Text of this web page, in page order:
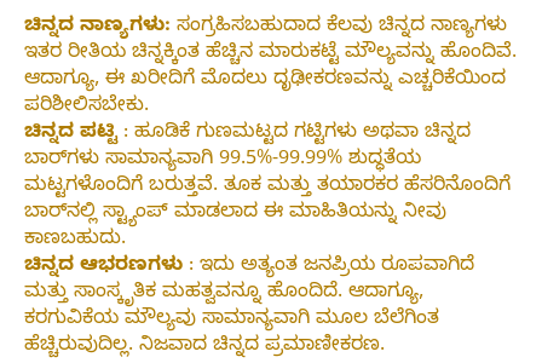
ಚಿನ್ನದ ನಾಣ್ಯಗಳು: ಸಂಗ್ರಹಿಸಬಹುದಾದ ಕೆಲವು ಚಿನ್ನದ ನಾಣ್ಯಗಳು
ಇತರ ರೀತಿಯ ಚಿನ್ನಕ್ಕಿಂತ ಹೆಚ್ಚಿನ ಮಾರುಕಟ್ಟೆ ಮೌಲ್ಯವನ್ನು ಹೊಂದಿವೆ.
ಆದಾಗ್ಯೂ, ಈ ಖರೀದಿಗೆ ಮೊದಲು ದೃಢೀಕರಣವನ್ನು ಎಚ್ಚರಿಕೆಯಿಂದ
ಪರಿಶೀಲಿಸಬೇಕು.
ಚಿನ್ನದ ಪಟ್ಟಿ: ಹೂಡಿಕೆ ಗುಣಮಟ್ಟದ ಗಟ್ಟಿಗಳು ಅಥವಾ ಚಿನ್ನದ
ಬಾರ್‌ಗಳು ಸಾಮಾನ್ಯವಾಗಿ 99.5%-99.99% ಶುದ್ಧತೆಯ
ಮಟ್ಟಗಳೊಂದಿಗೆ ಬರುತ್ತವೆ. ತೂಕ ಮತ್ತು ತಯಾರಕರ ಹೆಸರಿನೊಂದಿಗೆ
ಬಾರ್‌ನಲ್ಲಿ ಸ್ಟ್ಯಾಂಪ್ ಮಾಡಲಾದ ಈ ಮಾಹಿತಿಯನ್ನು ನೀವು
ಕಾಣಬಹುದು.
ಚಿನ್ನದ ಆಭರಣಗಳು : ಇದು ಅತ್ಯಂತ ಜನಪ್ರಿಯ ರೂಪವಾಗಿದೆ
ಮತ್ತು ಸಾಂಸ್ಕೃತಿಕ ಮಹತ್ವವನ್ನೂ ಹೊಂದಿದೆ. ಆದಾಗ್ಯೂ,
ಕರಗುವಿಕೆಯ ಮೌಲ್ಯವು ಸಾಮಾನ್ಯವಾಗಿ ಮೂಲ ಬೆಲೆಗಿಂತ
ಹೆಚ್ಚಿರುವುದಿಲ್ಲ. ನಿಜವಾದ ಚಿನ್ನದ ಪ್ರಮಾಣೀಕರಣ.